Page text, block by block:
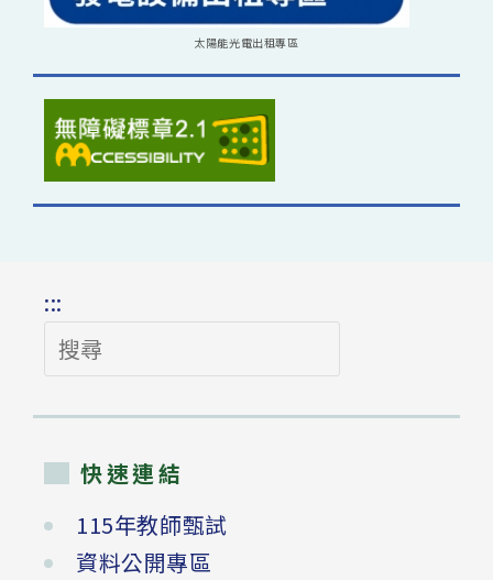
太陽能光電出租專區
:::
搜
尋
快速連結
115年教師甄試
資料公開專區